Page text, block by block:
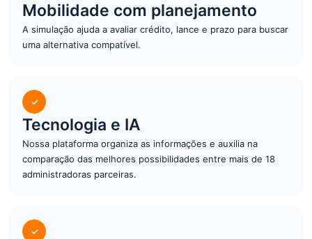
Mobilidade com planejamento
A simulação ajuda a avaliar crédito, lance e prazo para buscar
uma alternativa compatível.
✓
Tecnologia e IA
Nossa plataforma organiza as informações e auxilia na
comparação das melhores possibilidades entre mais de 18
administradoras parceiras.
✓